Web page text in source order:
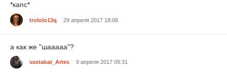
*капс*
trololo13q 29 апреля 2017 18:06
а как же "шааааа"?
vastabat_Artes 9 апреля 2017 09:31